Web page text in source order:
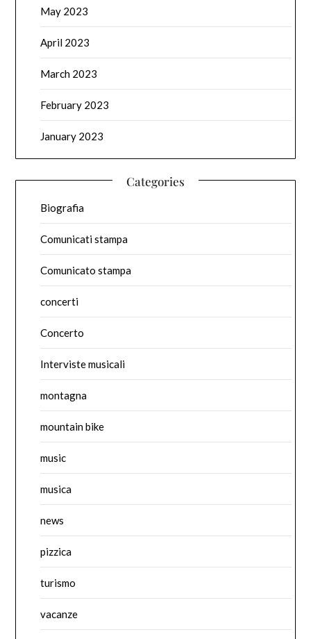
May 2023
April 2023
March 2023
February 2023
January 2023
Categories
Biografia
Comunicati stampa
Comunicato stampa
concerti
Concerto
Interviste musicali
montagna
mountain bike
music
musica
news
pizzica
turismo
vacanze